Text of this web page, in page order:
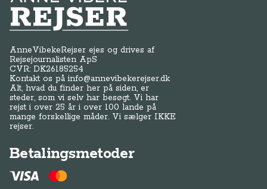
Anne-Vibeke Rejser
AnneVibekeRejser ejes og drives af
Rejsejournalisten ApS
CVR: DK26185254
Kontakt os påinfo@annevibekerejser.dk
Alt, hvad du finder her på siden, er
steder, som vi selv har besøgt. Vi har
rejst i over 25 år i over 100 lande på
mange forskellige måder. Vi sælger IKKE
rejser.
Betalingsmetoder